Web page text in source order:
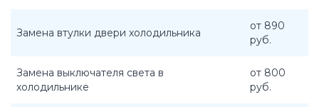
Замена втулки двери холодильника
от 890
руб.
Замена выключателя света в
холодильнике
от 800
руб.